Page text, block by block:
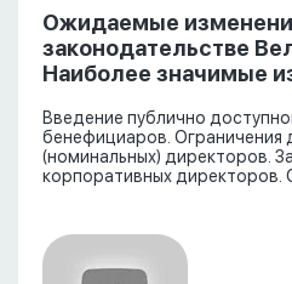
Ожидаемые
законодательстве
Наиболее значимые
Введение публично
бенефициаров. Ограничения
(номинальных) директоров.
корпоративных директоров.